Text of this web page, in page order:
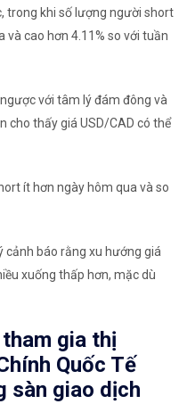
trong khi số lượng người short
và cao hơn 4.11% so với tuần
với tâm lý đám đông và
cho thấy giá USD/CAD có thể
ít hơn ngày hôm qua và so
cảnh báo rằng xu hướng giá
xuống thấp hơn, mặc dù
gia thị
Quốc Tế
sàn giao dịch